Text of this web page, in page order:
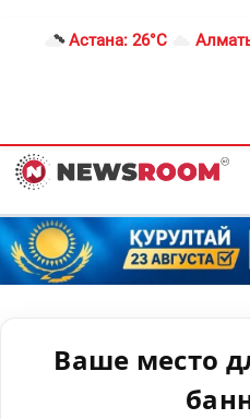
Астана: 26°C
Ваше место